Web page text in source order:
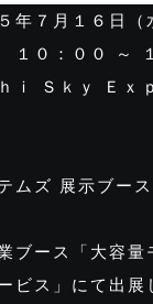
年７月１６日（
１０：００ ～
ｉ Ｓｋｙ Ｅｘ
ムズ 展示ブー
ブース「大容量
ビス」にて出展